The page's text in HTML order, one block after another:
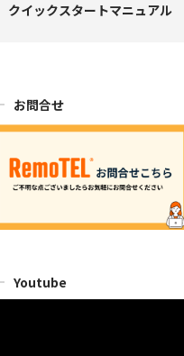
クイックスタートマニュアル
お問合せ
Youtube